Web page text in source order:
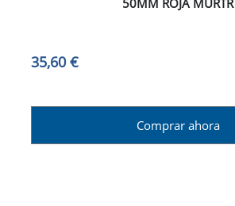
35,60 €
Comprar ahora